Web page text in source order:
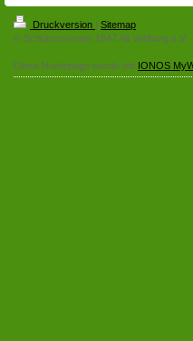
Druckversion | Sitemap
© Schützenverein 1847 Alt Vohburg e.V.
Diese Homepage wurde mit IONOS